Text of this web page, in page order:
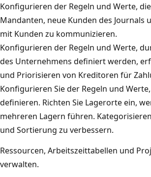
Konfigurieren der Regeln und Werte,
Mandanten, neue Kunden des Journals
mit Kunden zu kommunizieren.
Konfigurieren der Regeln und Werte,
des Unternehmens definiert werden,
und Priorisieren von Kreditoren für
Konfigurieren Sie der Regeln und
definieren. Richten Sie Lagerorte ein,
mehreren Lagern führen.
und Sortierung zu verbessern.
Ressourcen, Arbeitszeittabellen und
verwalten.